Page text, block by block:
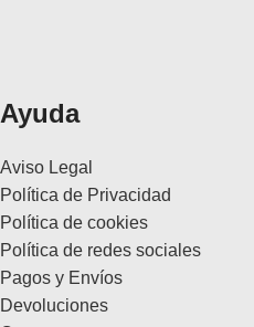
Ayuda
Aviso Legal
Política de Privacidad
Política de cookies
Política de redes sociales
Pagos y Envíos
Devoluciones